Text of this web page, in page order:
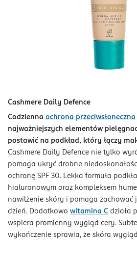
Cashmere Daily Defence
Codzienna ochrona przeciwsłoneczna
najważniejszych elementów
postawić na podkład, który łączy
Cashmere Daily Defence nie tylko
pomaga ukryć drobne
ochronę SPF 30. Lekka formuła
hialuronowym oraz kompleksem
nawilżenie skóry i pomaga zachować
dzień. Dodatkowo witamina C działa
wspiera promienny wygląd cery.
wykończenie sprawia, że skóra